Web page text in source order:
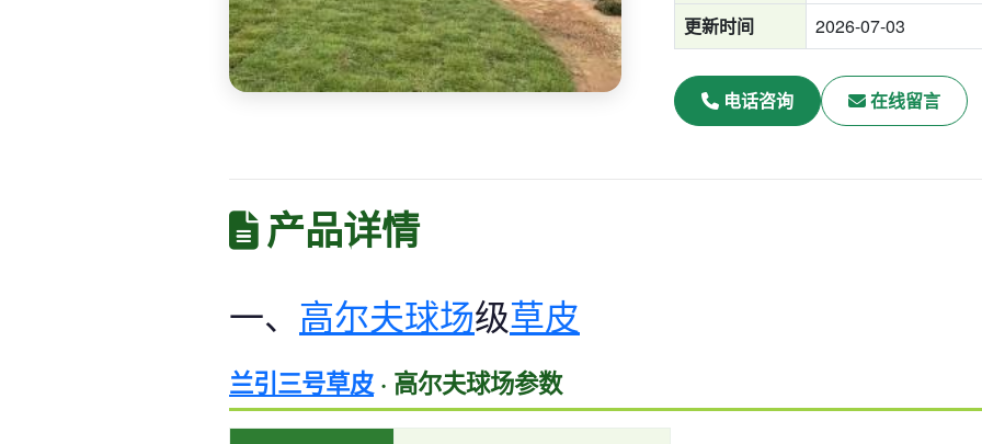
更新时间
2026-07-03
电话咨询 在线留言
产品详情
一、 高尔夫球场级草皮
兰引三号草皮 · 高尔夫球场参数